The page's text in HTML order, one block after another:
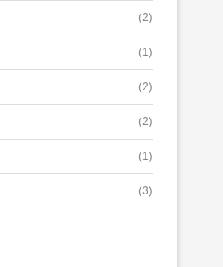
(2)
(1)
(2)
(2)
(1)
(3)